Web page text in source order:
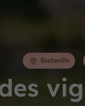
Bouteville